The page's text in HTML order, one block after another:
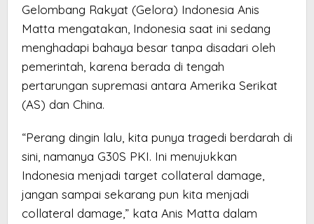
Gelombang Rakyat (Gelora) Indonesia Anis
Matta mengatakan, Indonesia saat ini sedang
menghadapi bahaya besar tanpa disadari oleh
pemerintah, karena berada di tengah
pertarungan supremasi antara Amerika Serikat
(AS) dan China.
“Perang dingin lalu, kita punya tragedi berdarah di
sini, namanya G30S PKI. Ini menujukkan
Indonesia menjadi target collateral damage,
jangan sampai sekarang pun kita menjadi
collateral damage,” kata Anis Matta dalam